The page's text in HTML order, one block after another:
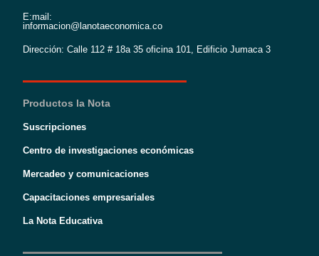
E:mail:
informacion@lanotaeconomica.co
Dirección: Calle 112 # 18a 35 oficina 101, Edificio Jumaca 3
Productos la Nota
Suscripciones
Centro de investigaciones económicas
Mercadeo y comunicaciones
Capacitaciones empresariales
La Nota Educativa